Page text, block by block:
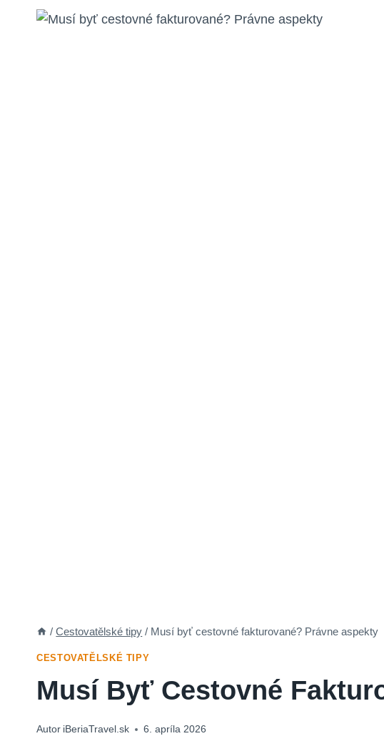
/ Cestovatělské tipy / Musí byť cestovné fakturované? Právne aspekty
CESTOVATĚLSKÉ TIPY
Musí Byť Cestovné
Autor iBeriaTravel.sk 6. apríla 2026